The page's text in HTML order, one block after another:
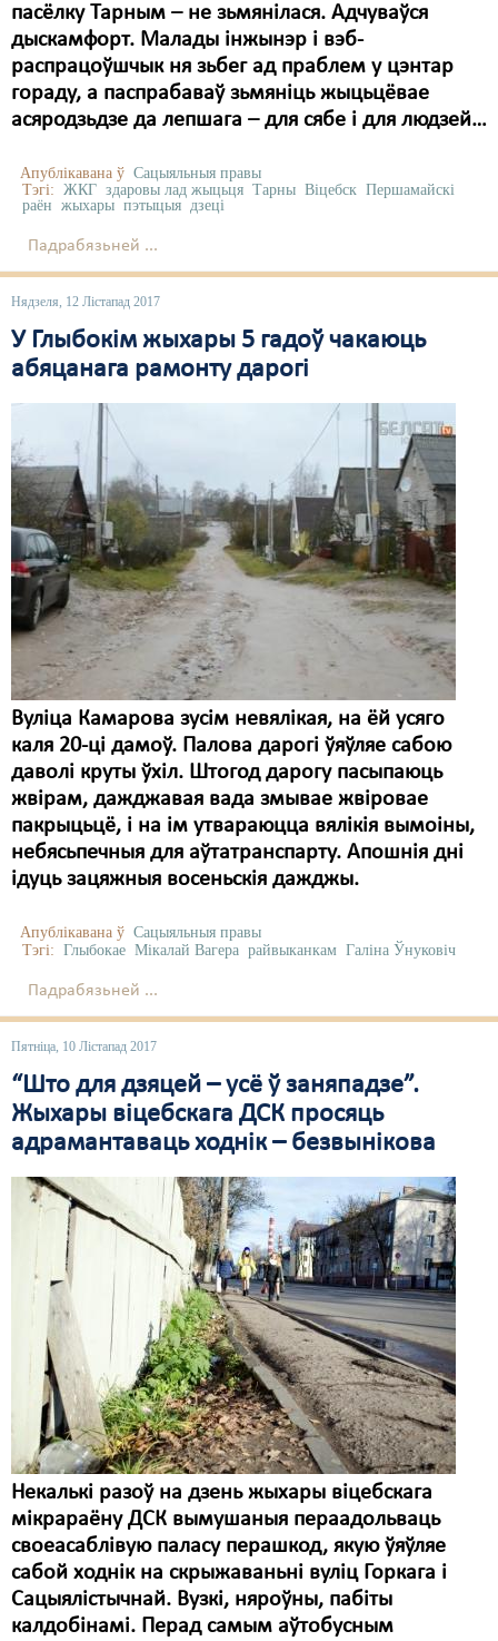
пасёлку Тарным – не зьмянілася. Адчуваўся
дыскамфорт. Малады інжынэр і вэб-
распрацоўшчык ня зьбег ад праблем у цэнтар
гораду, а паспрабаваў зьмяніць жыцьцёвае
асяродзьдзе да лепшага – для сябе і для людзей…
Апублікавана ў Сацыяльныя правы
Тэгі: ЖКГ здаровы лад жыцьця Тарны Віцебск Першамайскі
раён жыхары пэтыцыя дзеці
Падрабязьней ...
Нядзеля, 12 Лістапад 2017
У Глыбокім жыхары 5 гадоў чакаюць
абяцанага рамонту дарогі
Вуліца Камарова зусім невялікая, на ёй усяго
каля 20-ці дамоў. Палова дарогі ўяўляе сабою
даволі круты ўхіл. Штогод дарогу пасыпаюць
жвірам, дажджавая вада змывае жвіровае
пакрыцьцё, і на ім утвараюцца вялікія вымоіны,
небясьпечныя для аўтатранспарту. Апошнія дні
ідуць зацяжныя восеньскія дажджы.
Апублікавана ў Сацыяльныя правы
Тэгі: Глыбокае Мікалай Вагера райвыканкам Галіна Ўнуковіч
Падрабязьней ...
Пятніца, 10 Лістапад 2017
“Што для дзяцей – усё ў заняпадзе”.
Жыхары віцебскага ДСК просяць
адрамантаваць ходнік – безвынікова
Некалькі разоў на дзень жыхары віцебскага
мікрараёну ДСК вымушаныя пераадольваць
своеасаблівую паласу перашкод, якую ўяўляе
сабой ходнік на скрыжаваньні вуліц Горкага і
Сацыялістычнай. Вузкі, няроўны, пабіты
калдобінамі. Перад самым аўтобусным